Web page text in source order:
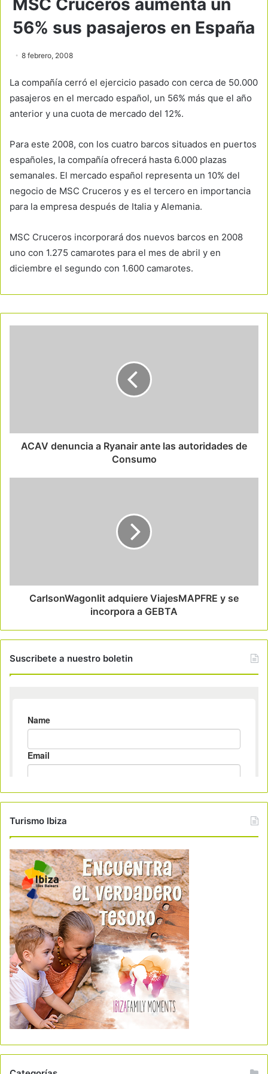
MSC Cruceros aumenta un
56% sus pasajeros en España
8 febrero, 2008
La compañía cerró el ejercicio pasado con cerca de 50.000
pasajeros en el mercado español, un 56% más que el año
anterior y una cuota de mercado del 12%.
Para este 2008, con los cuatro barcos situados en puertos
españoles, la compañía ofrecerá hasta 6.000 plazas
semanales. El mercado español representa un 10% del
negocio de MSC Cruceros y es el tercero en importancia
para la empresa después de Italia y Alemania.
MSC Cruceros incorporará dos nuevos barcos en 2008
uno con 1.275 camarotes para el mes de abril y en
diciembre el segundo con 1.600 camarotes.
ACAV denuncia a Ryanair ante las autoridades de
Consumo
CarlsonWagonlit adquiere ViajesMAPFRE y se
incorpora a GEBTA
Suscribete a nuestro boletin
Turismo Ibiza